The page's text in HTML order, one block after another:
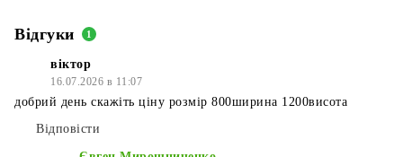
Відгуки 1
віктор
16.07.2026 в 11:07
добрий день скажіть ціну розмір 800ширина 1200висота
Відповісти